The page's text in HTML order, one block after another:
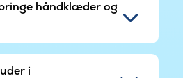
håndklæder og
i